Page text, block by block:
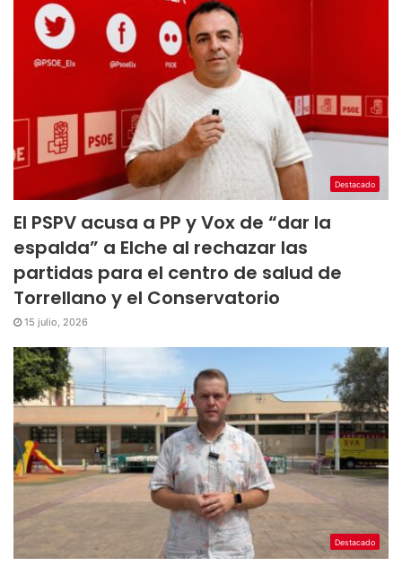
Destacado
El PSPV acusa a PP y Vox de “dar la
espalda” a Elche al rechazar las
partidas para el centro de salud de
Torrellano y el Conservatorio
15 julio, 2026
Destacado